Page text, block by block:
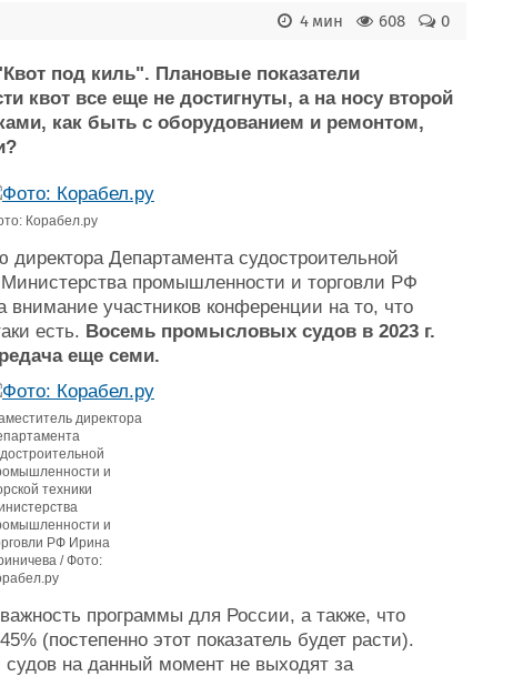
0
608
4 мин
под киль". Плановые показатели
квот все еще не достигнуты, а на носу второй
как быть с оборудованием и ремонтом,
Корабел.ру
Департамента судостроительной
промышленности и торговли РФ
участников конференции на то, что
есть. Восемь промысловых судов в 2023 г.
еще семи.
директора
и
техники
и
РФ Ирина
/ Фото:
программы для России, а также, что
(постепенно этот показатель будет расти).
судов на данный момент не выходят за